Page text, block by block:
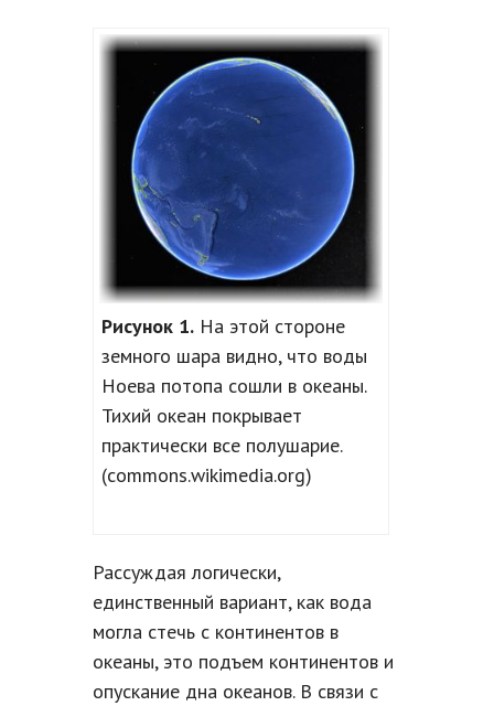
Рисунок 1. На этой стороне
земного шара видно, что воды
Ноева потопа сошли в океаны.
Тихий океан покрывает
практически все полушарие.
(commons.wikimedia.org)
Рассуждая логически,
единственный вариант, как вода
могла стечь с континентов в
океаны, это подъем континентов и
опускание дна океанов. В связи с